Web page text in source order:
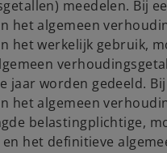
meedelen. Bij
het algemeen
het werkelijk gebruik,
jaar worden gedeeld.
het algemeen
belastingplichtige,
het definitieve